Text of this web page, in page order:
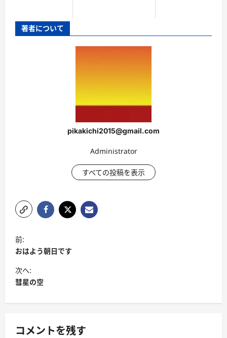
著者について
pikakichi2015@gmail.com
Administrator
すべての投稿を表示
投
稿
ナ
ビ
シ
前:
おはよう朝日です
次へ:
彗星の空
コメントを残す